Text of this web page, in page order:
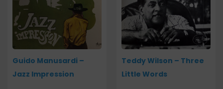
Guido Manusardi –
Jazz Impression
Teddy Wilson – Three
Little Words